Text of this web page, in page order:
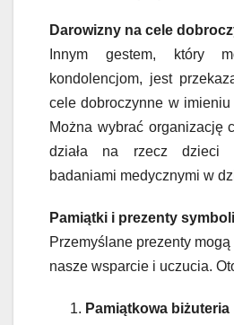
Darowizny na cele
Innym gestem, który
kondolencjom, jest
cele dobroczynne w imieniu
Można wybrać organizację
działa na rzecz dzieci
badaniami medycznymi w
Pamiątki i prezenty
Przemyślane prezenty
nasze wsparcie i uczucia.
Pamiątkowa biżuteria